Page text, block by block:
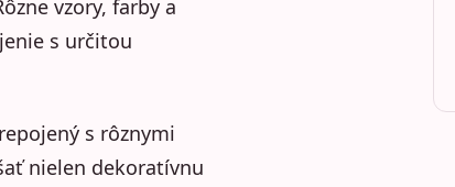
vzory, farby a
s určitou
s rôznymi
nielen dekoratívnu